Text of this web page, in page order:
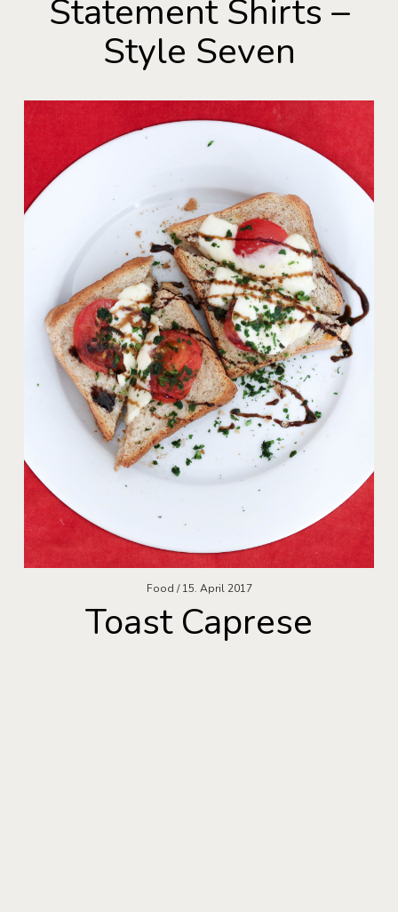
Statement Shirts –
Style Seven
Food 15. April 2017
Toast Caprese